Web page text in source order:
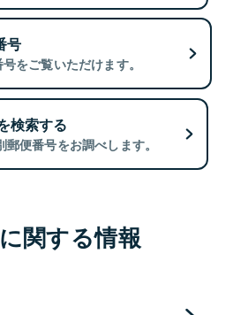
号
をご覧いただけます。
検索する
便番号をお調べします。
関する情報